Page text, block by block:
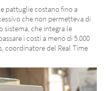
pattuglie costano fino a
che non permetteva di
sistema, che integra le
i costi a meno di 5.000
coordinatore del Real Time